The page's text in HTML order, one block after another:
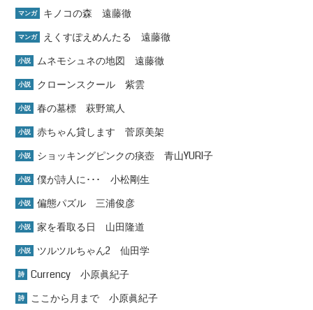
マンガ キノコの森 遠藤徹
マンガ えくすぽえめんたる 遠藤徹
小説 ムネモシュネの地図 遠藤徹
小説 クローンスクール 紫雲
小説 春の墓標 萩野篤人
小説 赤ちゃん貸します 菅原美架
小説 ショッキングピンクの痰壺 青山YURI子
小説 僕が詩人に･･･ 小松剛生
小説 偏態パズル 三浦俊彦
小説 家を看取る日 山田隆道
小説 ツルツルちゃん2 仙田学
詩 Currency 小原眞紀子
詩 ここから月まで 小原眞紀子